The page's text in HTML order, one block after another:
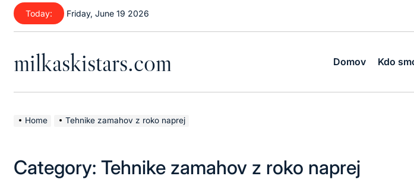
Skip
content
Today: Friday, June 19 2026
milkaskistars.com Domov Kdo
Home Tehnike zamahov z roko naprej
Category: Tehnike zamahov z roko naprej